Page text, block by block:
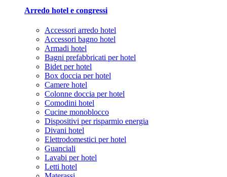
Arredo hotel e congressi
Accessori arredo hotel
Accessori bagno hotel
Armadi hotel
Bagni prefabbricati per hotel
Bidet per hotel
Box doccia per hotel
Camere hotel
Colonne doccia per hotel
Comodini hotel
Cucine monoblocco
Dispositivi per risparmio energia
Divani hotel
Elettrodomestici per hotel
Guanciali
Lavabi per hotel
Letti hotel